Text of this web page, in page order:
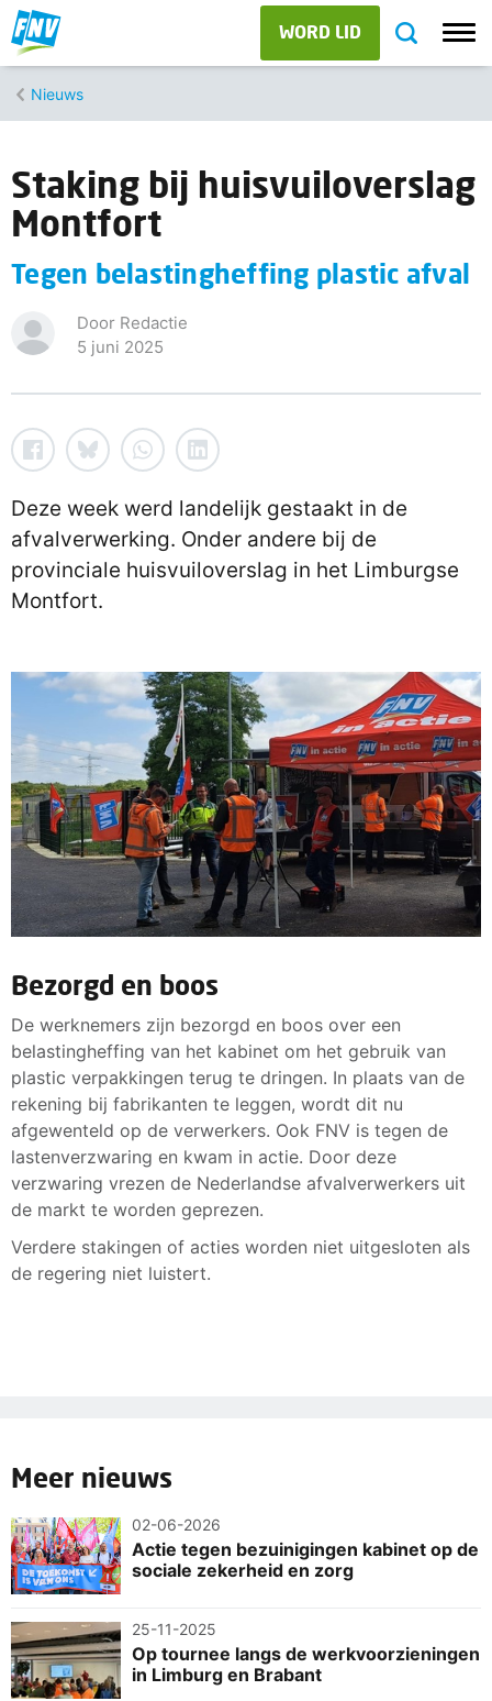
WORD LID
Nieuws
Staking bij huisvuiloverslag
Montfort
Tegen belastingheffing plastic afval
Door Redactie
5 juni 2025
Deze week werd landelijk gestaakt in de
afvalverwerking. Onder andere bij de
provinciale huisvuiloverslag in het Limburgse
Montfort.
Bezorgd en boos
De werknemers zijn bezorgd en boos over een
belastingheffing van het kabinet om het gebruik van
plastic verpakkingen terug te dringen. In plaats van de
rekening bij fabrikanten te leggen, wordt dit nu
afgewenteld op de verwerkers. Ook FNV is tegen de
lastenverzwaring en kwam in actie. Door deze
verzwaring vrezen de Nederlandse afvalverwerkers uit
de markt te worden geprezen.
Verdere stakingen of acties worden niet uitgesloten als
de regering niet luistert.
Meer nieuws
02-06-2026
Actie tegen bezuinigingen kabinet op de
sociale zekerheid en zorg
25-11-2025
Op tournee langs de werkvoorzieningen
in Limburg en Brabant